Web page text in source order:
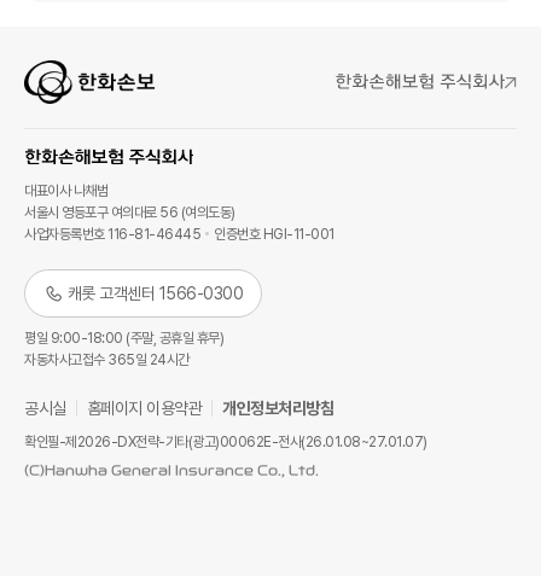
대표이사 나채범
서울시 영등포구 여의대로 56 (여의도동)
사업자등록번호 116-81-46445
인증번호 HGI-11-001
캐롯 고객센터 1566-0300
평일 9:00-18:00 (주말, 공휴일 휴무)
자동차사고접수 365일 24시간
공시실 홈페이지 이용약관 개인정보처리방침
확인필-제2026-DX전략-기타(광고)00062E-전사(26.01.08~27.01.07)
(C)Hanwha General Insurance Co., Ltd.